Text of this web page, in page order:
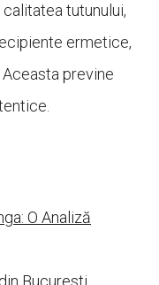
tutunului,
ermetice,
previne
O Analiză
Bucuresti